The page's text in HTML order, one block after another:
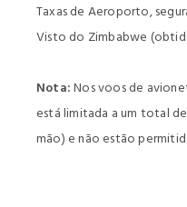
Taxas de Aeroporto,
Visto do Zimbabwe
Nota:Nos voos de
está limitada a um total
mão) e não estão